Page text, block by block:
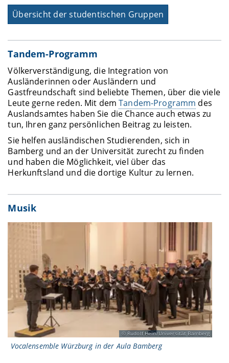
Übersicht der studentischen Gruppen
Tandem-Programm
Völkerverständigung, die Integration von
Ausländerinnen oder Ausländern und
Gastfreundschaft sind beliebte Themen, über die viele
Leute gerne reden. Mit demTandem-Programm des
Auslandsamtes haben Sie die Chance auch etwas zu
tun, Ihren ganz persönlichen Beitrag zu leisten.
Sie helfen ausländischen Studierenden, sich in
Bamberg und an der Universität zurecht zu finden
und haben die Möglichkeit, viel über das
Herkunftsland und die dortige Kultur zu lernen.
Musik
Rudolf Hein/Universität Bamberg
Vocalensemble Würzburg in der Aula Bamberg